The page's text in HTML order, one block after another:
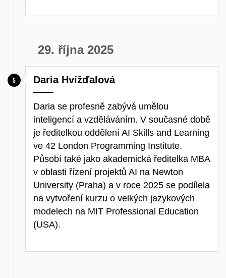
29. října 2025
Daria Hvížďalová
Daria se profesně zabývá umělou
inteligencí a vzděláváním. V současné době
je ředitelkou oddělení AI Skills and Learning
ve 42 London Programming Institute.
Působí také jako akademická ředitelka MBA
v oblasti řízení projektů AI na Newton
University (Praha) a v roce 2025 se podílela
na vytvoření kurzu o velkých jazykových
modelech na MIT Professional Education
(USA).